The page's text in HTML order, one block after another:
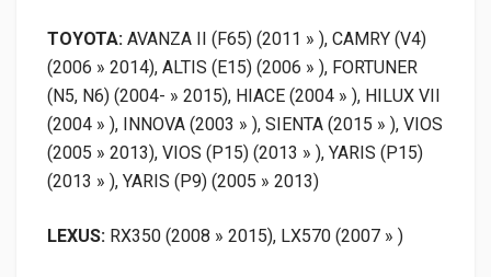
TOYOTA: AVANZA II (F65) (2011 » ), CAMRY (V4)
(2006 » 2014), ALTIS (E15) (2006 » ), FORTUNER
(N5, N6) (2004- » 2015), HIACE (2004 » ), HILUX VII
(2004 » ), INNOVA (2003 » ), SIENTA (2015 » ), VIOS
(2005 » 2013), VIOS (P15) (2013 » ), YARIS (P15)
(2013 » ), YARIS (P9) (2005 » 2013)
LEXUS: RX350 (2008 » 2015), LX570 (2007 » )